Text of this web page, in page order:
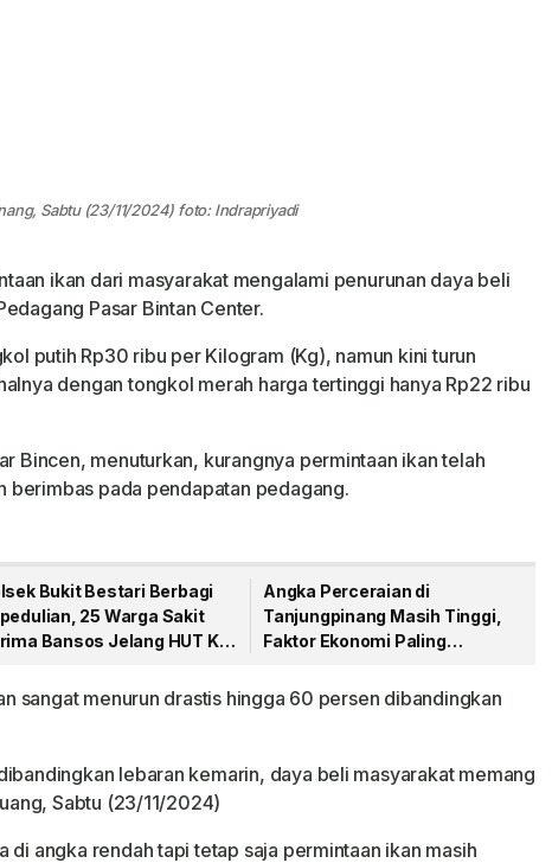
Sabtu (23/11/2024) foto: Indrapriyadi
ikan dari masyarakat mengalami penurunan daya beli
Pasar Bintan Center.
putih Rp30 ribu per Kilogram (Kg), namun kini turun
dengan tongkol merah harga tertinggi hanya Rp22 ribu
Bincen, menuturkan, kurangnya permintaan ikan telah
berimbas pada pendapatan pedagang.
Bukit Bestari Berbagi
25 Warga Sakit
Bansos Jelang HUT Ke-
Angka Perceraian di
Tanjungpinang Masih Tinggi,
Faktor Ekonomi Paling
sangat menurun drastis hingga 60 persen dibandingkan
lebaran kemarin, daya beli masyarakat memang
Sabtu (23/11/2024)
di angka rendah tapi tetap saja permintaan ikan masih